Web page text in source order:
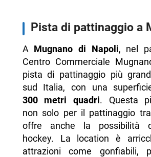
Pista di pattinaggio a
A Mugnano di Napoli, nel
Centro Commerciale
pista di pattinaggio più
sud Italia, con una
300 metri quadri. Questa
non solo per il pattinaggio
offre anche la possibilità
hockey. La location è
attrazioni come gonfiabili,